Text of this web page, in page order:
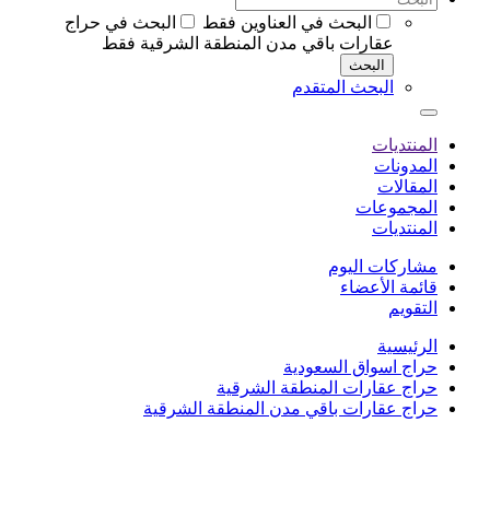
البحث في العناوين فقط
البحث في حراج
عقارات باقي مدن المنطقة الشرقية فقط
البحث
البحث المتقدم
المنتديات
المدونات
المقالات
المجموعات
المنتديات
مشاركات اليوم
قائمة الأعضاء
التقويم
الرئيسية
حراج اسواق السعودية
حراج عقارات المنطقة الشرقية
حراج عقارات باقي مدن المنطقة الشرقية